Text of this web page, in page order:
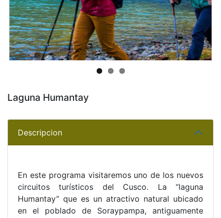
Laguna Humantay
Descripcion
En este programa visitaremos uno de los nuevos
circuitos turísticos del Cusco. La “laguna
Humantay” que es un atractivo natural ubicado
en el poblado de Soraypampa, antiguamente